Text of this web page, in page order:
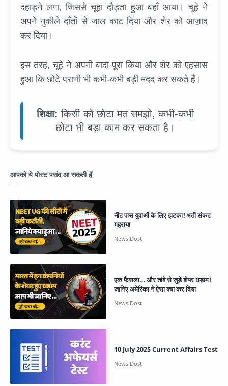
दहाड़ने लगा, जिससे चूहा दौड़ता हुआ वहाँ आया। चूहे ने
अपने नुकीले दाँतों से जाल काट दिया और शेर को आज़ाद
कर दिया।
इस तरह, चूहे ने अपनी वादा पूरा किया और शेर को एहसास
हुआ कि छोटे प्राणी भी कभी-कभी बड़ी मदद कर सकते हैं।
शिक्षा: किसी को छोटा मत समझो, कभी-कभी
छोटा भी बड़ा काम कर सकता है।
आपको ये पोस्ट पसंद आ सकती हैं
नीट पास युवाओं के लिए झटका! भर्ती संकट
गहराया
एक फैसला… और तांबे से जुड़े शेयर धड़ाम!
जानिए अमेरिका ने ऐसा क्या कर दिया
10 July 2025 Current Affairs Test